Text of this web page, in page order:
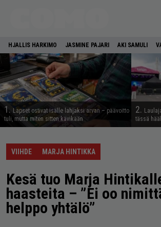
HJALLIS HARKIMO JASMINE PAJARI AKI SAMULI
1. Lapset ostivat isälle lahjaksi arvan – päävoitto
tuli, mutta miten sitten kävikään
2.
tässä
VIIHDE MARJA HINTIKKA
Kesä tuo Marja
haasteita – ”Ei oo
helppo yhtälö”